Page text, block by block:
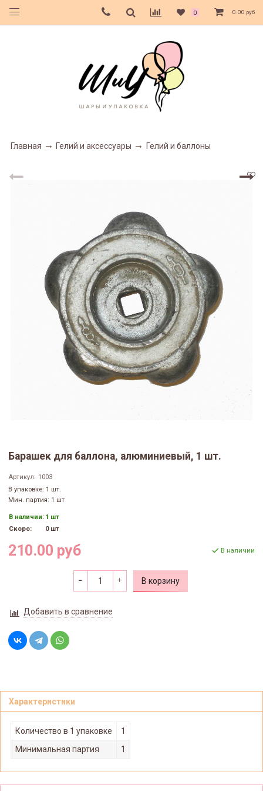
0 0.00 руб
Главная Гелий и аксессуары Гелий и баллоны
Барашек для баллона, алюминиевый, 1 шт.
Артикул: 1003
В упаковке: 1 шт.
Мин. партия: 1 шт
В наличии: 1 шт
Скоро:
0 шт
210.00 руб В наличии
В корзину
Добавить в сравнение
Характеристики
Количество в 1 упаковке
1
Минимальная партия
1